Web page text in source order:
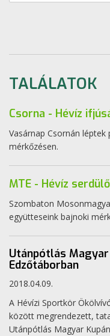
TALÁLATOK
Csorna - Hévíz
Vasárnap Csornán
mérkőzésen.
MTE - Hévíz
Szombaton
együtteseink bajnoki
Utánpótlás Magyar
Edzőtáborban
2018.04.09.
A Hévízi Sportkör
között megrendezett,
Utánpótlás Magyar